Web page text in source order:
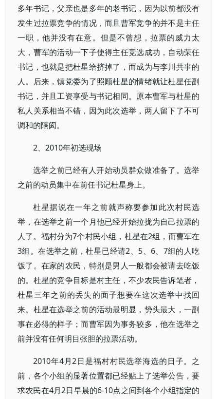
多年书记，父亲也是多年的老书记，因为以前都没有
发生过拉票竞争的情况，而且曹军竞争的并不是主任
一职，他并没有在意。但是不曾想，拉票的威力太
大，曹军的活动一下子使得主任竞选成功，自动荣任
书记，也就是把杜星给挤掉了，而成为与李川共事的
人。后来，镇党委为了照顾杜星的情绪就让杜星任副
书记，并且工资享受与书记相同。原本曹军与杜星的
私人关系相当不错，因为此次选举，两人留下了不可
调和的隔阂。
2、2010年初选现场
选举之前已经有人开始动员群众做准备了。选举
之前的动员集中在前任书记杜星身上。
杜星据说在一年之前就声称要参加此次村民选
举，在选举之前一个月他已经开始拉拢为自己拉票的
人了。福村分为7个村民小组，杜星在2组，而曹军在
3组。在选举之前，杜星已经请2、5、6、7组的人吃
饭了。在家的农民，特别是男人一般都会被请去吃饭
的。杜星的竞争目标是村主任，不少农民告诉笔者，
杜星三年之前的丢失的面子想要在这次选举中找回
来。杜星在选举之前的活动最明显，势头最大，一副
事在必得的样子；而曹军因为事务较多，他在选举之
前并没有任何明目张胆的拉票活动。
2010年4月2日是福村村民选举海选的日子。之
前，各个小组的显著位置都已经贴上了选举公告，要
求农民在4月2日早晨的6-10点之间到各个小组指定的